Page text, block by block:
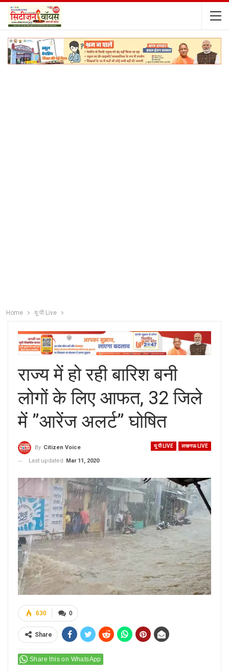
Home यू पी Live
राज्य में हो रही बारिश बनी
लोगों के लिए आफत, 32 जिले
में ”आरेंज अलर्ट” घोषित
यू पी LIVE लखनऊ LIVE
By Citizen Voice
Last updated
Mar 11, 2020
0
630
Share
Share this on WhatsApp